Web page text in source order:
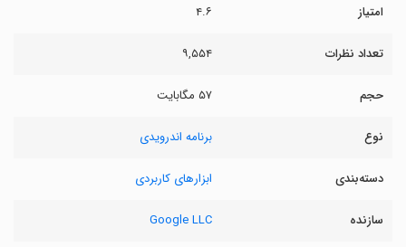
امتیاز ۴.۶
تعداد نظرات ۹,۵۵۴
حجم ۵۷ مگابایت
نوع برنامه اندرویدی
دسته‌بندی ابزارهای کاربردی
سازنده Google LLC